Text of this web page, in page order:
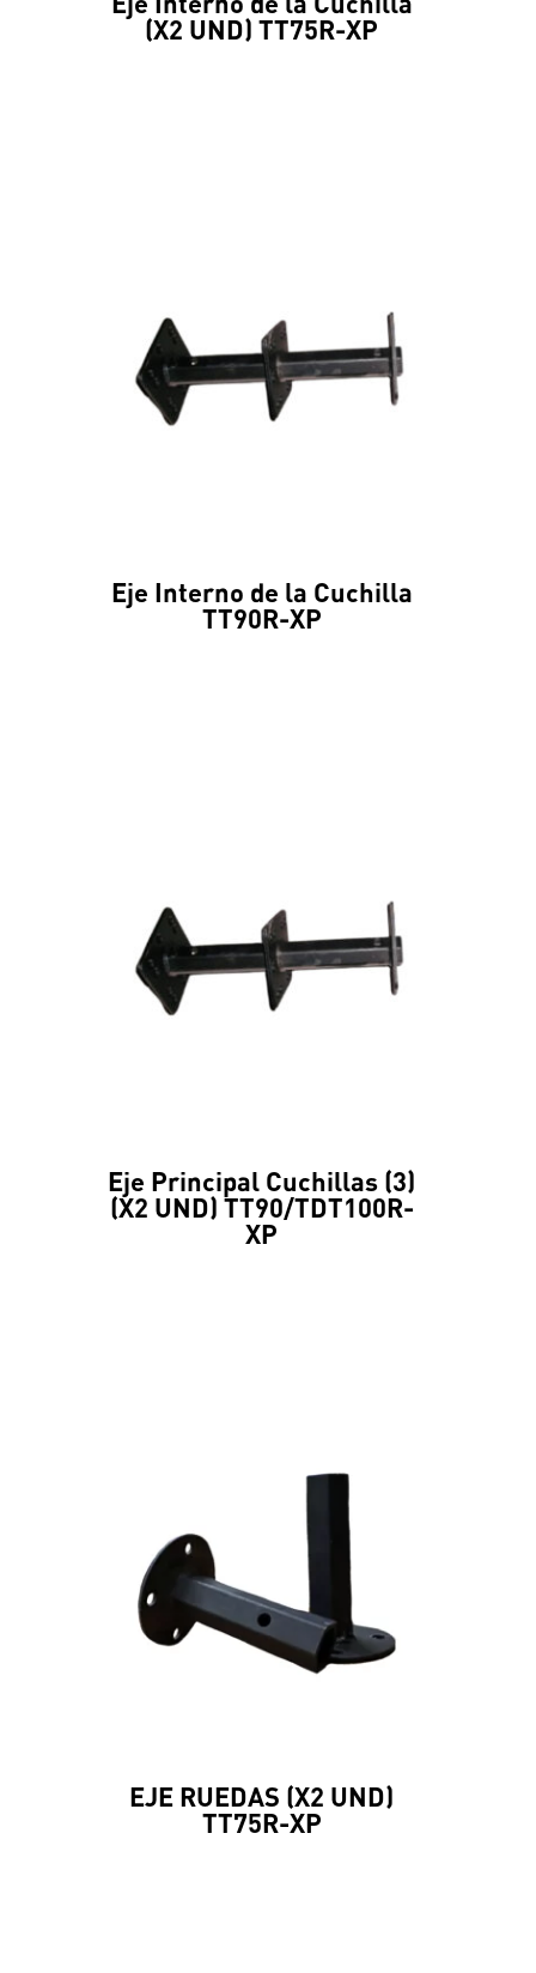
(X2 UND) TT75R-XP
Eje Interno de la Cuchilla
TT90R-XP
Eje Principal Cuchillas (3)
(X2 UND) TT90/TDT100R-
XP
EJE RUEDAS (X2 UND)
TT75R-XP